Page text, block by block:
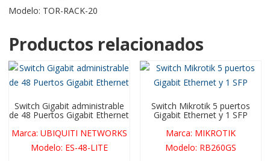
Modelo: TOR-RACK-20
Productos relacionados
Switch Gigabit administrable
de 48 Puertos Gigabit Ethernet
Marca: UBIQUITI NETWORKS
Modelo: ES-48-LITE
Switch Mikrotik 5 puertos
Gigabit Ethernet y 1 SFP
Marca: MIKROTIK
Modelo: RB260GS